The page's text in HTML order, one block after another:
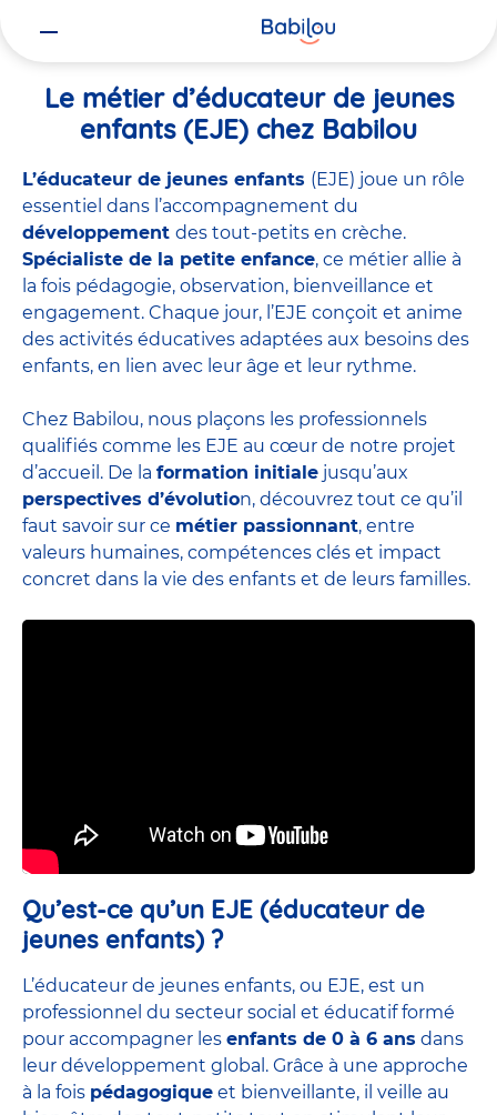
Le métier d’éducateur de jeunes
enfants (EJE) chez Babilou
L’éducateur de jeunes enfants (EJE) joue un rôle
essentiel dans l’accompagnement du
développement des tout-petits en crèche.
Spécialiste de la petite enfance, ce métier allie à
la fois pédagogie, observation, bienveillance et
engagement. Chaque jour, l’EJE conçoit et anime
des activités éducatives adaptées aux besoins des
enfants, en lien avec leur âge et leur rythme.
Chez Babilou, nous plaçons les professionnels
qualifiés comme les EJE au cœur de notre projet
d’accueil. De la formation initiale jusqu’aux
perspectives d’évolution, découvrez tout ce qu’il
faut savoir sur ce métier passionnant, entre
valeurs humaines, compétences clés et impact
concret dans la vie des enfants et de leurs familles.
Qu’est-ce qu’un EJE (éducateur de
jeunes enfants) ?
L’éducateur de jeunes enfants, ou EJE, est un
professionnel du secteur social et éducatif formé
pour accompagner les enfants de 0 à 6 ans dans
leur développement global. Grâce à une approche
à la fois pédagogique et bienveillante, il veille au